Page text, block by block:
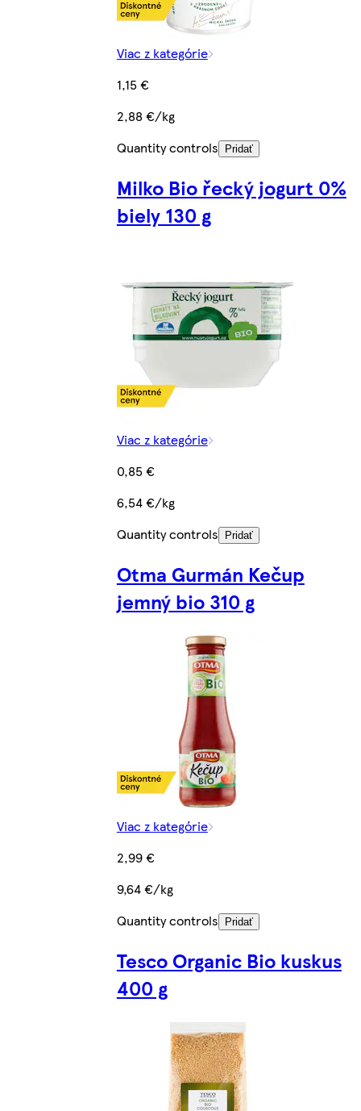
Viac z kategórie
1,15 €
2,88 €/kg
Quantity controls
Pridať
Milko Bio řecký jogurt 0%
biely 130 g
Viac z kategórie
0,85 €
6,54 €/kg
Quantity controls
Pridať
Otma Gurmán Kečup
jemný bio 310 g
Viac z kategórie
2,99 €
9,64 €/kg
Quantity controls
Pridať
Tesco Organic Bio kuskus
400 g